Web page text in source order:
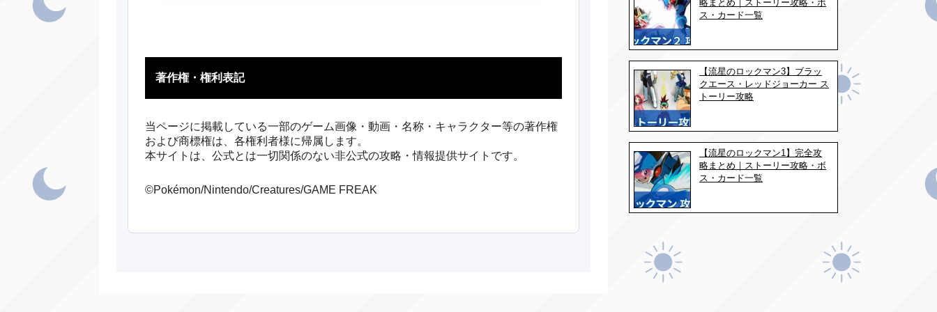
著作権・権利表記
当ページに掲載している一部のゲーム画像・動画・名称・キャラクター等の著作権
および商標権は、各権利者様に帰属します。
本サイトは、公式とは一切関係のない非公式の攻略・情報提供サイトです。
©Pokémon/Nintendo/Creatures/GAME FREAK
略まとめ｜ストーリー攻略・ボ
ス・カード一覧
【流星のロックマン3】ブラッ
クエース・レッドジョーカー ス
トーリー攻略
【流星のロックマン1】完全攻
略まとめ｜ストーリー攻略・ボ
ス・カード一覧